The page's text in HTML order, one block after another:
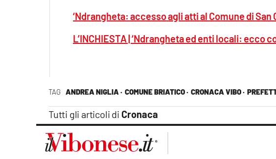
TAG ANDREA NIGLIA · COMUNE BRIATICO · CRONACA VIBO ·
Tutti gli articoli di Cronaca
‘Ndrangheta: accesso agli atti al Comune di San
L’INCHIESTA | ‘Ndrangheta ed enti locali: ecco